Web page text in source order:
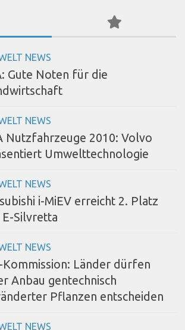
NEWS
Gute Noten für die
NEWS
Nutzfahrzeuge 2010: Volvo
Umwelttechnologie
NEWS
i-MiEV erreicht 2. Platz
E-Silvretta
NEWS
Kommission: Länder dürfen
Anbau gentechnisch
Pflanzen entscheiden
NEWS